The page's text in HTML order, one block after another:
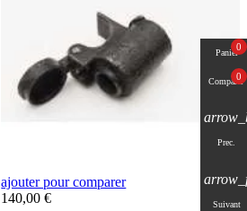
ajouter pour comparer
Prix
140,00 €
Panier
0
Comparer
0
Prec.
Suivant